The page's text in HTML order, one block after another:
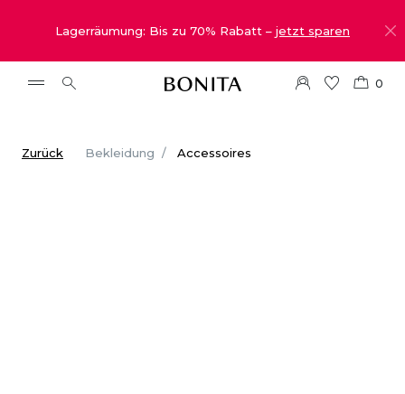
Lagerräumung: Bis zu 70% Rabatt – jetzt sparen
0
Zurück Bekleidung Accessoires